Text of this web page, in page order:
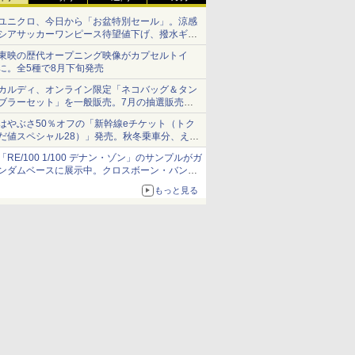
ニクロ、今日から「お盆特別セール」。涼感
アサッカーワンピース待望値下げ、撥水ギア
ョーツは1990円に
映の歴代オープニング映像がカプセルトイ
。全5種で8月下旬発売
ルディ、オンライン限定「ネコバッグ＆タン
ラーセット」を一般販売。7月の抽選販売の
選無効分
やぶさ50％オフの「新幹線eチケット（トク
値スペシャル28）」発売。秋冬乗車分、えき
っと限定
RE/100 1/100 デナン・ゾン」のサンプルがガ
ダムベースに展示中。クロスボーン・バンガ
ドの制式量産機が間もなく発送【ガンダムベ
もっと見る